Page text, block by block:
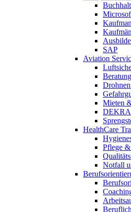
SAP
Aviation
Mieten
DEKRA
HealthCare
Pflege
Notfall